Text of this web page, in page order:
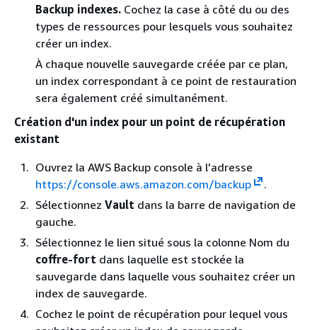
Backup indexes. Cochez la case à côté du ou des
types de ressources pour lesquels vous souhaitez
créer un index.
À chaque nouvelle sauvegarde créée par ce plan,
un index correspondant à ce point de restauration
sera également créé simultanément.
Création d'un index pour un point de récupération
existant
Ouvrez la AWS Backup console à l'adresse
https://console.aws.amazon.com/backup
.
Sélectionnez Vault dans la barre de navigation de
gauche.
Sélectionnez le lien situé sous la colonne Nom du
coffre-fort dans laquelle est stockée la
sauvegarde dans laquelle vous souhaitez créer un
index de sauvegarde.
Cochez le point de récupération pour lequel vous